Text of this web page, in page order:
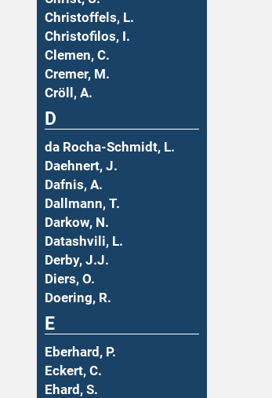
Christoffels, L.
Christofilos, I.
Clemen, C.
Cremer, M.
Cröll, A.
D
da Rocha-Schmidt, L.
Daehnert, J.
Dafnis, A.
Dallmann, T.
Darkow, N.
Datashvili, L.
Derby, J.J.
Diers, O.
Doering, R.
E
Eberhard, P.
Eckert, C.
Ehard, S.